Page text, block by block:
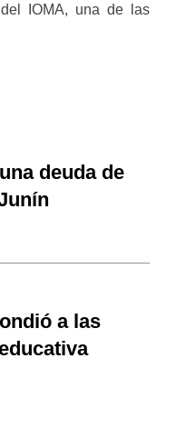
IOMA, una de las
deuda de
a las